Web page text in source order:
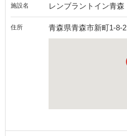
施設名 レンブラントイン青森
住所 青森県青森市新町1-8-2